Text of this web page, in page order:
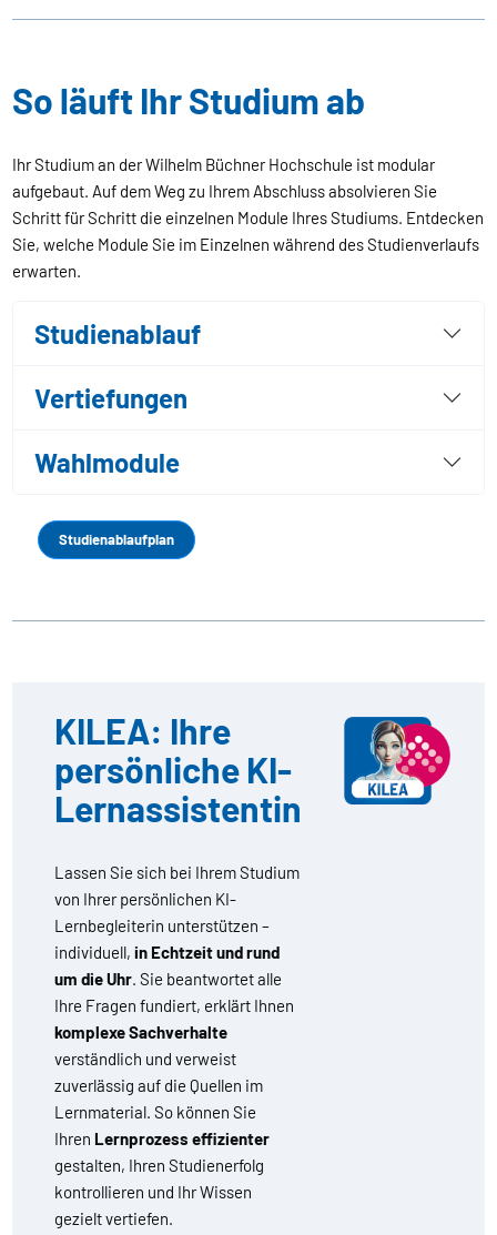
So läuft Ihr Studium ab
Ihr Studium an der Wilhelm Büchner Hochschule ist modular
aufgebaut. Auf dem Weg zu Ihrem Abschluss absolvieren Sie
Schritt für Schritt die einzelnen Module Ihres Studiums. Entdecken
Sie, welche Module Sie im Einzelnen während des Studienverlaufs
erwarten.
Studienablauf
Vertiefungen
Wahlmodule
Studienablaufplan
KILEA: Ihre
persönliche KI-
Lernassistentin
Lassen Sie sich bei Ihrem Studium
von Ihrer persönlichen KI-
Lernbegleiterin unterstützen –
individuell, in Echtzeit und rund
um die Uhr. Sie beantwortet alle
Ihre Fragen fundiert, erklärt Ihnen
komplexe Sachverhalte
verständlich und verweist
zuverlässig auf die Quellen im
Lernmaterial. So können Sie
Ihren Lernprozess effizienter
gestalten, Ihren Studienerfolg
kontrollieren und Ihr Wissen
gezielt vertiefen.